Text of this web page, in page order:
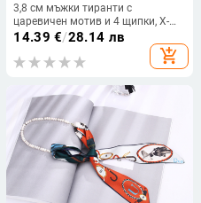
3,8 см мъжки тиранти с
царевичен мотив и 4 щипки, X-
образни, унисекс регулируеми
тиранти за работно облекло
14.39 €/28.14 лв
add_shopping_cart